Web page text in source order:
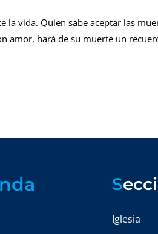
la vida. Quien sabe aceptar las
amor, hará de su muerte un
S
Iglesia